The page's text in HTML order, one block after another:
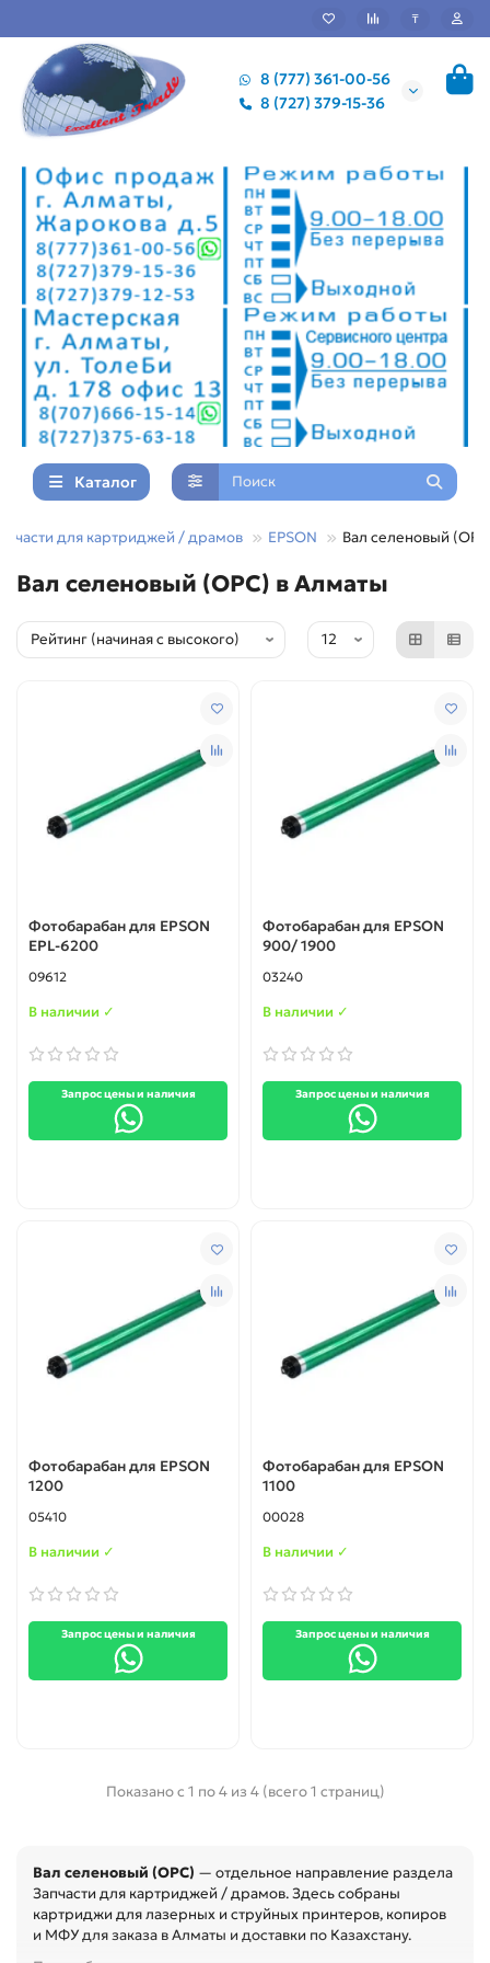
₸
8 (777) 361-00-56
8 (727) 379-15-36
Каталог
для картриджей / драмов EPSON Вал селеновый
Вал селеновый (OPC) в Алматы
Фотобарабан для EPSON
EPL-6200
09612
В наличии ✓
Запрос цены и наличия
Фотобарабан для EPSON
900/ 1900
03240
В наличии ✓
Запрос цены и наличия
Фотобарабан для EPSON
1200
05410
В наличии ✓
Запрос цены и наличия
Фотобарабан для EPSON
1100
00028
В наличии ✓
Запрос цены и наличия
Показано с 1 по 4 из 4 (всего 1 страниц)
Вал селеновый (OPC) — отдельное направление раздела
Запчасти для картриджей / драмов. Здесь собраны
картриджи для лазерных и струйных принтеров, копиров
и МФУ для заказа в Алматы и доставки по Казахстану.